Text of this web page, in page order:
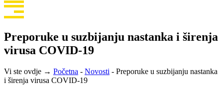
Preporuke u suzbijanju nastanka i širenja
virusa COVID-19
Vi ste ovdje → Početna - Novosti - Preporuke u suzbijanju nastanka
i širenja virusa COVID-19